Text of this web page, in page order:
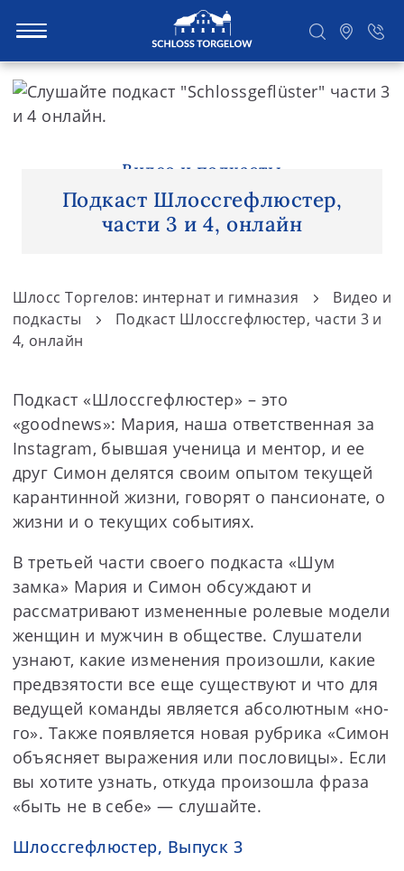
S
Видео и подкасты
Подкаст Шлоссгефлюстер,
части 3 и 4, онлайн
Шлосс Торгелов: интернат и гимназия
Видео и
подкасты
Подкаст Шлоссгефлюстер, части 3 и
4, онлайн
Подкаст «Шлоссгефлюстер» – это
«goodnews»: Мария, наша ответственная за
Instagram, бывшая ученица и ментор, и ее
друг Симон делятся своим опытом текущей
карантинной жизни, говорят о пансионате, о
жизни и о текущих событиях.
В третьей части своего подкаста «Шум
замка» Мария и Симон обсуждают и
рассматривают измененные ролевые модели
женщин и мужчин в обществе. Слушатели
узнают, какие изменения произошли, какие
предвзятости все еще существуют и что для
ведущей команды является абсолютным «но-
го». Также появляется новая рубрика «Симон
объясняет выражения или пословицы». Если
вы хотите узнать, откуда произошла фраза
«быть не в себе» — слушайте.
Шлоссгефлюстер, Выпуск 3